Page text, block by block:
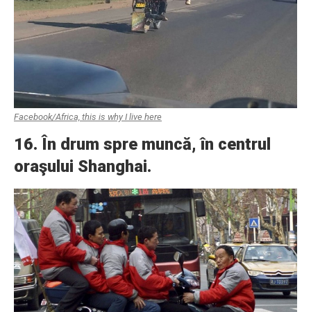
Facebook/Africa, this is why I live here
16. În drum spre muncă, în centrul
oraşului Shanghai.